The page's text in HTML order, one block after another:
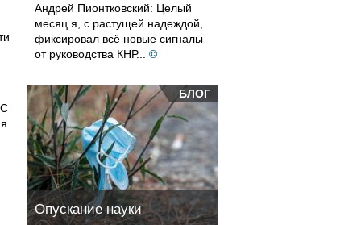
Андрей Пионтковский: Целый
месяц я, с растущей надеждой,
фиксировал всё новые сигналы
от руководства КНР...
©
БЛОГ
Опускание науки